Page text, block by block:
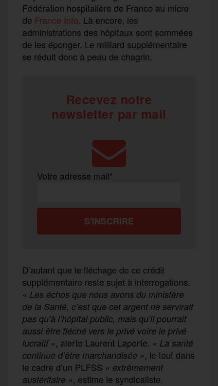
Fédération hospitalière de France au micro
de France Info. Là encore, les
administrations des hôpitaux sont sommées
de les éponger. Le milliard supplémentaire
se réduit donc à peau de chagrin.
Recevez notre
newsletter par mail
Votre adresse mail*
D’autant que le fléchage de ce crédit
supplémentaire reste sujet à interrogations.
« Les échos que nous avons du ministère
de la Santé, c’est que cet argent ne servirait
pas qu’à l’hôpital public, mais qu’il pourrait
aussi être fléché vers le privé voire le privé
lucratif », alerte Laurent Laporte. « La santé
continue d’être marchandisée », le tout dans
le cadre d’un PLFSS « extrêmement
austéritaire », estime le syndicaliste.